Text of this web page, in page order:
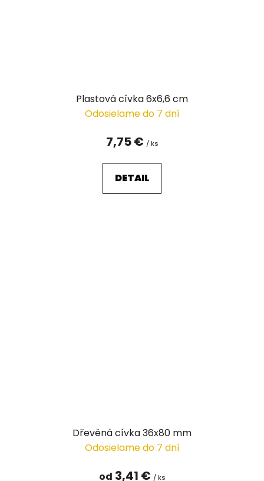
Plastová cívka 6x6,6 cm
Odosielame do 7 dní
7,75 € / ks
DETAIL
Dřevěná cívka 36x80 mm
Odosielame do 7 dní
od 3,41 € / ks